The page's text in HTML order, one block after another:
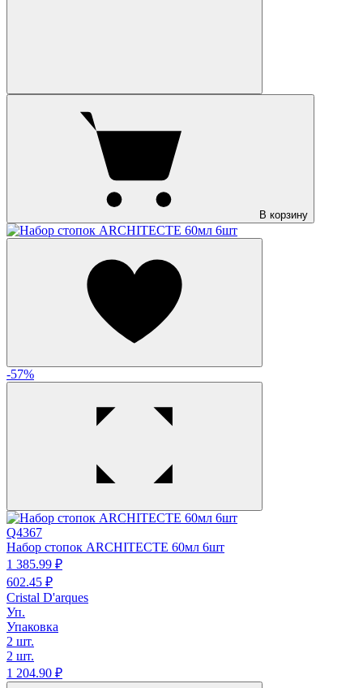
В корзину
-57%
Q4367
Набор стопок ARCHITECTE 60мл 6шт
1 385.99 ₽
602.45 ₽
Cristal D'arques
Уп.
Упаковка
2 шт.
2 шт.
1 204.90 ₽